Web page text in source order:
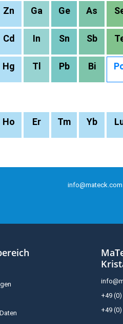
Zn Ga Ge As
Cd In Sn Sb
Hg Tl Pb Bi
Ho Er Tm Yb
info@mateck.com
+49
+49 (0)